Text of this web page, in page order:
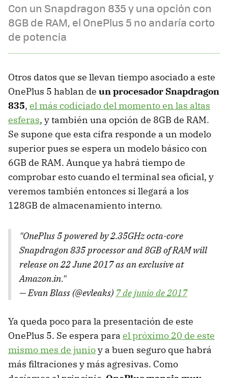
Con un Snapdragon 835 y una opción con
8GB de RAM, el OnePlus 5 no andaría corto
de potencia
Otros datos que se llevan tiempo asociado a este
OnePlus 5 hablan de un procesador Snapdragon
835, el más codiciado del momento en las altas
esferas, y también una opción de 8GB de RAM.
Se supone que esta cifra responde a un modelo
superior pues se espera un modelo básico con
6GB de RAM. Aunque ya habrá tiempo de
comprobar esto cuando el terminal sea oficial, y
veremos también entonces si llegará a los
128GB de almacenamiento interno.
"OnePlus 5 powered by 2.35GHz octa-core
Snapdragon 835 processor and 8GB of RAM will
release on 22 June 2017 as an exclusive at
Amazon.in."
— Evan Blass (@evleaks) 7 de junio de 2017
Ya queda poco para la presentación de este
OnePlus 5. Se espera para el próximo 20 de este
mismo mes de junioy a buen seguro que habrá
más filtraciones y más agresivas. Como